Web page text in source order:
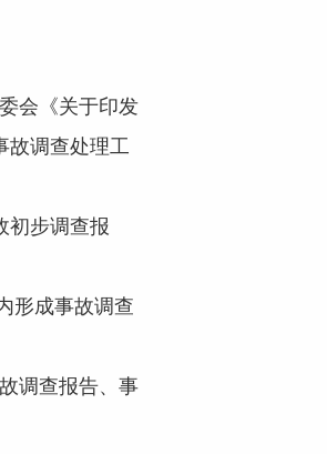
会《关于印发
故调查处理工
步调查报
形成事故调查
调查报告、事